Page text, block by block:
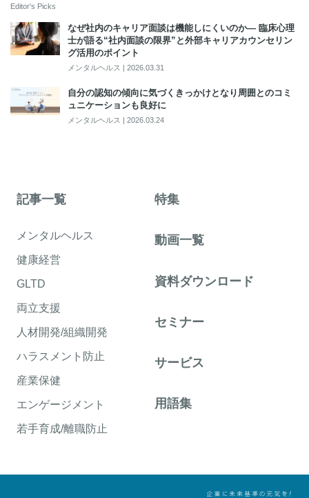
Editor's Picks
なぜ社内のキャリア面談は機能しにくいのか― 臨床心理
士が語る“社内面談の限界”と外部キャリアカウンセリン
グ活用のポイント
メンタルヘルス 2026.03.31
自分の認知の傾向に気づくきっかけとなり周囲とのコミ
ュニケーションも良好に
メンタルヘルス 2026.03.24
記事一覧
メンタルヘルス
健康経営
GLTD
両立支援
人材開発/組織開発
ハラスメント防止
産業保健
エンゲージメント
若手育成/離職防止
特集
動画一覧
資料ダウンロード
セミナー
サービス
用語集